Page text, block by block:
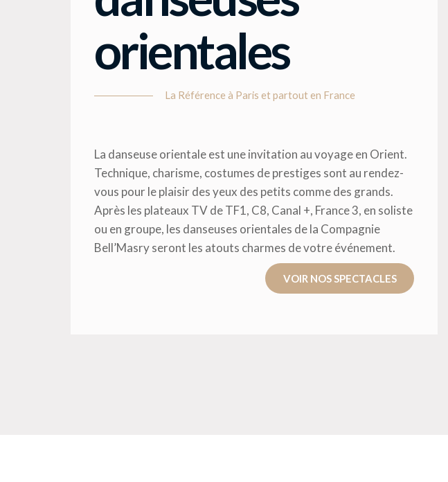
orientales
La Référence à Paris et partout en France
La danseuse orientale est une invitation au voyage en Orient.
Technique, charisme, costumes de prestiges sont au rendez-
vous pour le plaisir des yeux des petits comme des grands.
Après les plateaux TV de TF1, C8, Canal +, France 3, en soliste
ou en groupe, les danseuses orientales de la Compagnie
Bell’Masry seront les atouts charmes de votre événement.
VOIR NOS SPECTACLES